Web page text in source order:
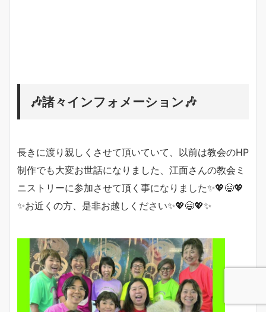
🎶諸々インフォメーション🎶
長きに渡り親しくさせて頂いていて、以前は教会のHP
制作でも大変お世話になりました、江面さんの教会ミ
ニストリーに参加させて頂く事になりました✨💖😄💖
✨お近くの方、是非お越しください✨💖😄💖✨